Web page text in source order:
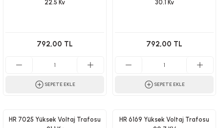
22.5 Kv
792,00 TL
SEPETE EKLE
30.1 Kv
792,00 TL
SEPETE EKLE
HR 7025 Yüksek Voltaj Trafosu
HR 6169 Yüksek Voltaj Trafosu